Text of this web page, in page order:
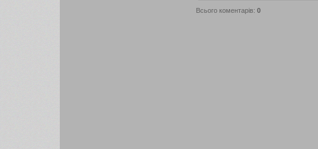
Всього коментарів: 0